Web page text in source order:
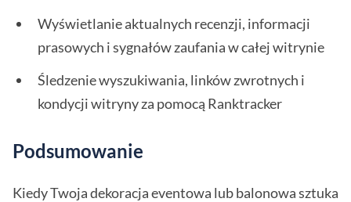
Wyświetlanie aktualnych recenzji, informacji
prasowych i sygnałów zaufania w całej witrynie
Śledzenie wyszukiwania, linków zwrotnych i
kondycji witryny za pomocą Ranktracker
Podsumowanie
Kiedy Twoja dekoracja eventowa lub balonowa sztuka